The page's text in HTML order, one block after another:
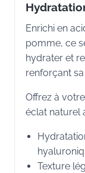
Enrichi en
pomme, ce
hydrater et
renforçant
Offrez à
éclat naturel
Texture